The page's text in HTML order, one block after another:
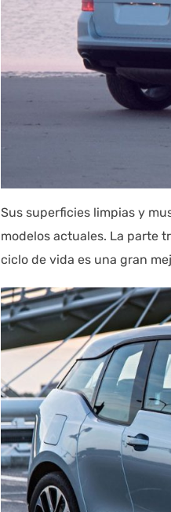
Sus superficies limpias y
modelos actuales. La parte
ciclo de vida es una gran